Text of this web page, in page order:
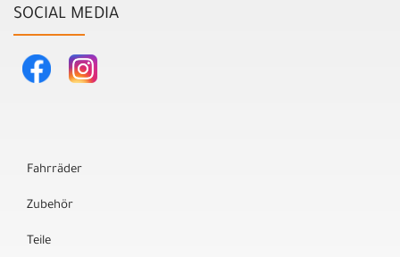
SOCIAL MEDIA
Fahrräder
Zubehör
Teile